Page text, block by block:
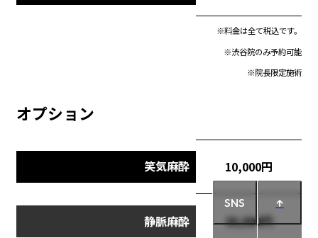
※料金は全て税込です。
※渋谷院のみ予約可能
※院長限定施術
オプション
笑気麻酔 10,000円
静脈麻酔 30,000円
SNS ↑